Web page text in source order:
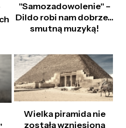
"Samozadowolenie" –
Dildo robi nam dobrze…
smutną muzyką!
Wielka piramida nie
została wzniesiona